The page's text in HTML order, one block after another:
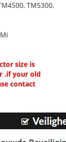
TM5300,
size is
.if your old
contact